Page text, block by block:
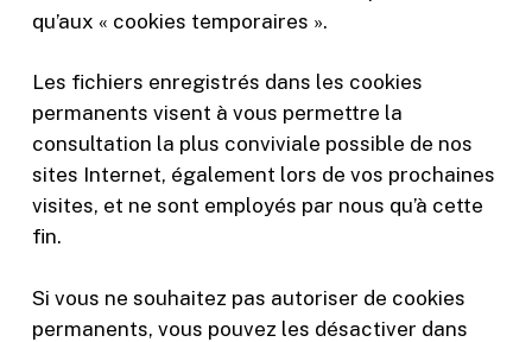
qu’aux « cookies temporaires ».
Les fichiers enregistrés dans les cookies
permanents visent à vous permettre la
consultation la plus conviviale possible de nos
sites Internet, également lors de vos prochaines
visites, et ne sont employés par nous qu’à cette
fin.
Si vous ne souhaitez pas autoriser de cookies
permanents, vous pouvez les désactiver dans